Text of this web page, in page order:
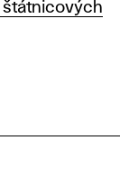
štátnicových